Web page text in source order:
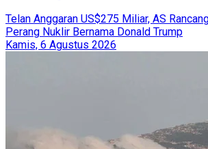
Telan Anggaran US$275 Miliar, AS
Perang Nuklir Bernama Donald Trump
Kamis, 6 Agustus 2026